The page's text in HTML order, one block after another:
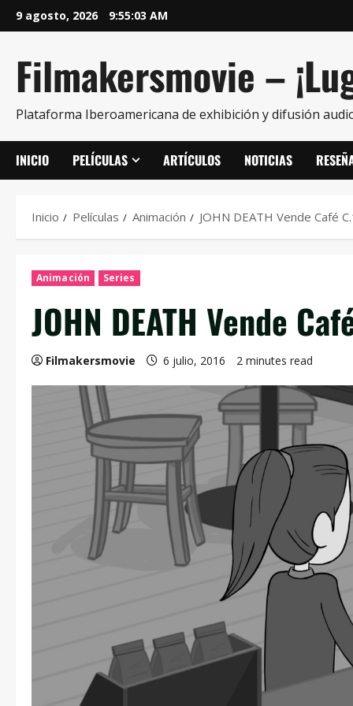
9 agosto, 2026 9:55:03 AM
Filmakersmovie –
Plataforma Iberoamericana de exhibición y difusión
INICIO PELÍCULAS ARTÍCULOS NOTICIAS
Inicio Películas Animación JOHN DEATH Vende Café
Animación Series
JOHN DEATH Vende
Filmakersmovie 6 julio, 2016 2 minutes read